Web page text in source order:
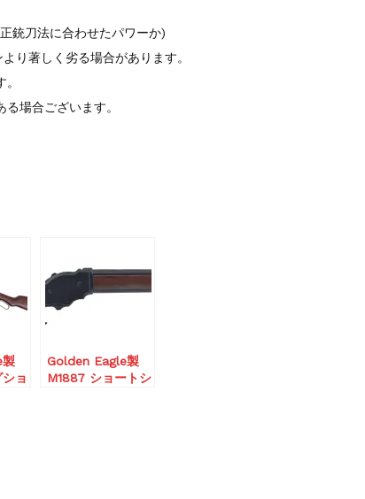
銃刀法に合わせたパワーか)
り著しく劣る場合があります。
場合ございます。
ョ
Golden Eagle製
M1887 ショートシ